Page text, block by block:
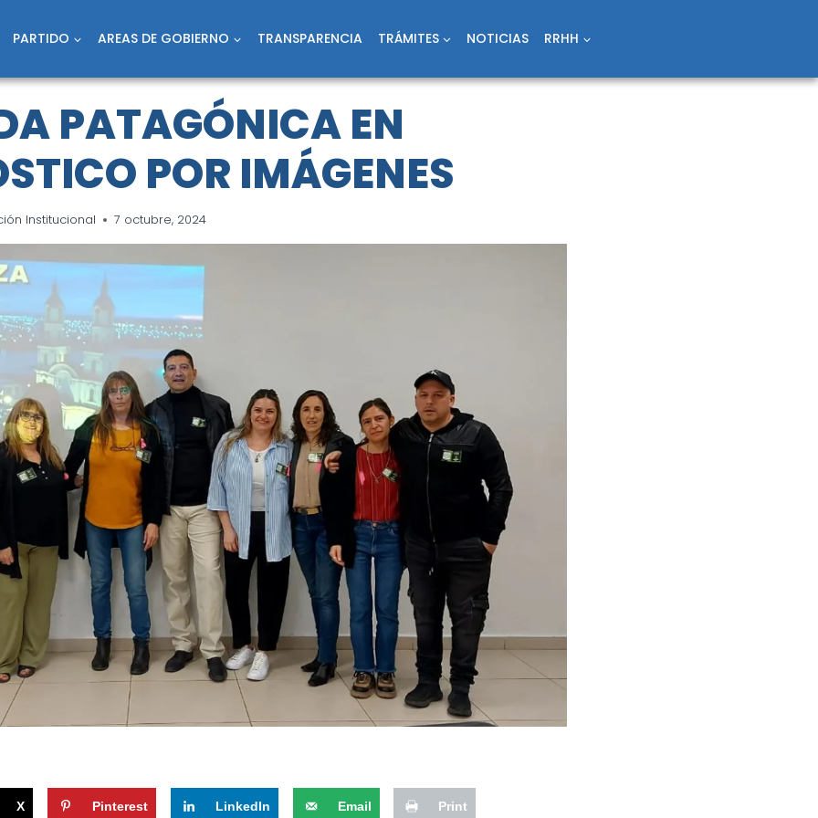
PARTIDO AREAS DE GOBIERNO TRANSPARENCIA TRÁMITES NOTICIAS RRHH
PATAGÓNICA EN
POR IMÁGENES
Institucional 7 octubre, 2024
X Pinterest LinkedIn Email Print